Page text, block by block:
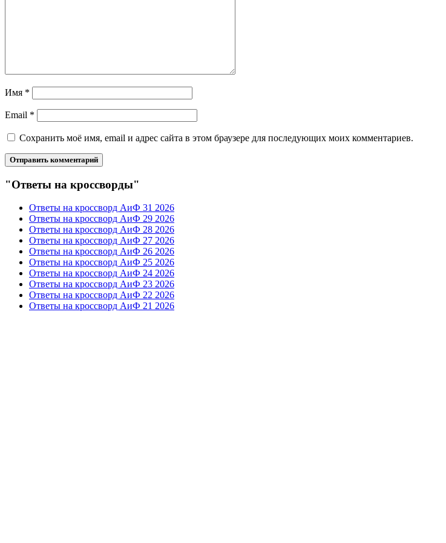
Имя *
Email *
Сохранить моё имя, email и адрес сайта в этом браузере для последующих моих комментариев.
"Ответы на кроссворды"
Ответы на кроссворд АиФ 31 2026
Ответы на кроссворд АиФ 29 2026
Ответы на кроссворд АиФ 28 2026
Ответы на кроссворд АиФ 27 2026
Ответы на кроссворд АиФ 26 2026
Ответы на кроссворд АиФ 25 2026
Ответы на кроссворд АиФ 24 2026
Ответы на кроссворд АиФ 23 2026
Ответы на кроссворд АиФ 22 2026
Ответы на кроссворд АиФ 21 2026